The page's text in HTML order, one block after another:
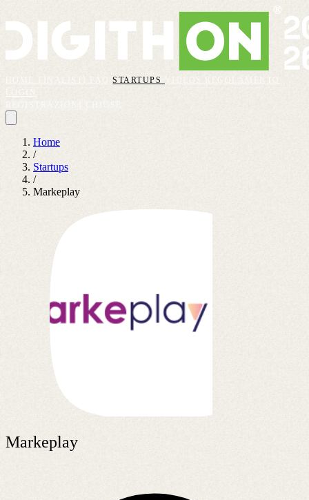
FAQSTARTUPS VIDEOS
REGOLAMENTO
Home
/
Startups
/
Markeplay
Markeplay